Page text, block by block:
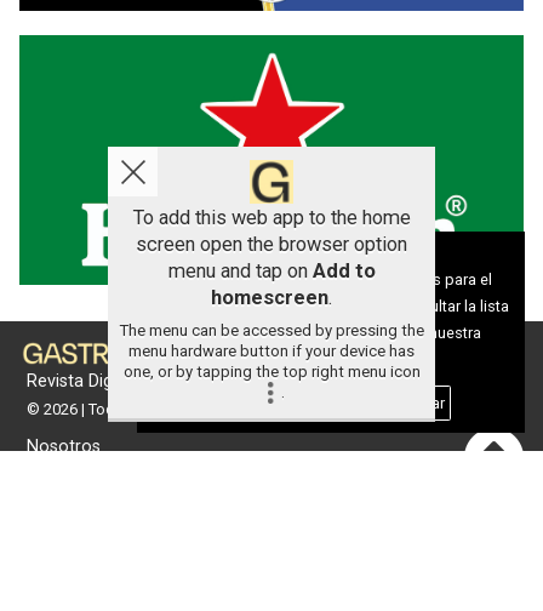
Revista Digital de gastronomía
© 2026 | Todos los derechos reservados
Nosotros
To add this web app to the home
screen open the browser option
menu and tap on Add to
homescreen.
The menu can be accessed by pressing the
menu hardware button if your device has
one, or by tapping the top right menu icon
.
Aviso sobre el Uso de cookies:
Utilizamos cookies nuestras y de terceros para el
funcionamiento del digital. Puedes consultar la lista
de cookies y como desconectarlas. Ver nuestra
Política de Privacidad y Cookies
Aceptar Cookies Personalizar